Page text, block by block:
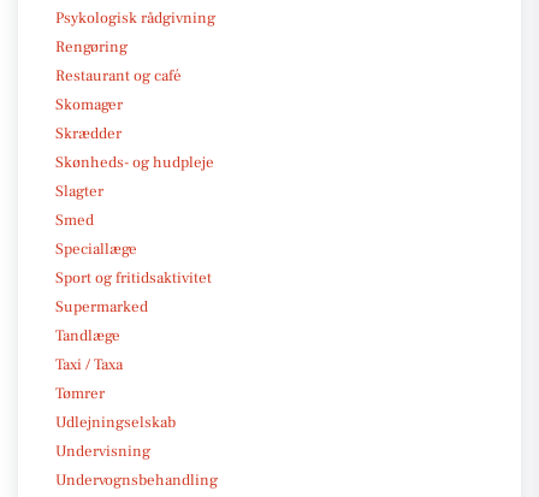
Psykologisk rådgivning
Rengøring
Restaurant og café
Skomager
Skrædder
Skønheds- og hudpleje
Slagter
Smed
Speciallæge
Sport og fritidsaktivitet
Supermarked
Tandlæge
Taxi / Taxa
Tømrer
Udlejningselskab
Undervisning
Undervognsbehandling